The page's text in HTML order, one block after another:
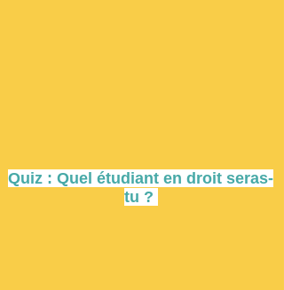
Quiz : Quel étudiant en droit seras-
tu ?